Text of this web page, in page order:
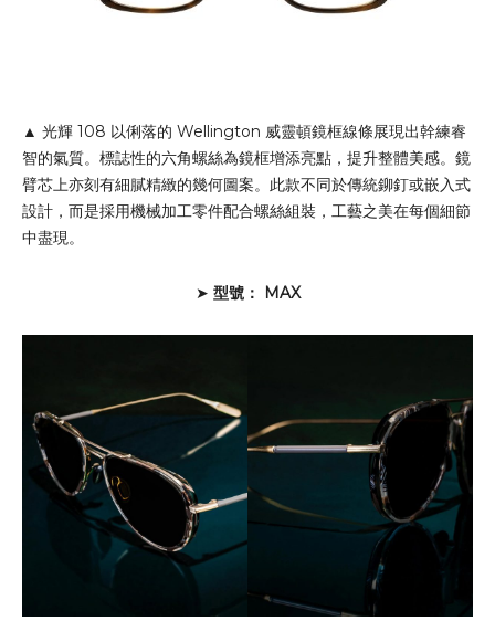
▲ 光輝 108 以俐落的 Wellington 威靈頓鏡框線條展現出幹練睿
智的氣質。標誌性的六角螺絲為鏡框增添亮點，提升整體美感。鏡
臂芯上亦刻有細膩精緻的幾何圖案。此款不同於傳統鉚釘或嵌入式
設計，而是採用機械加工零件配合螺絲組裝，工藝之美在每個細節
中盡現。
➤ 型號： MAX